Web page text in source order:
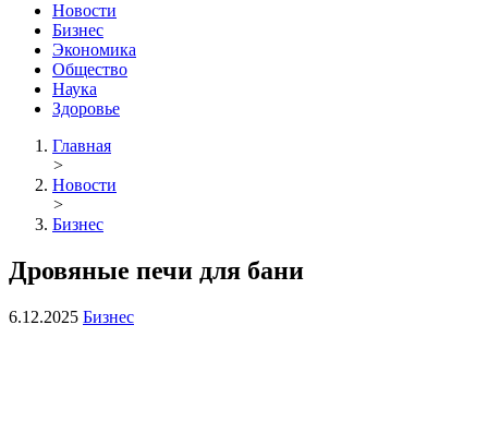
Новости
Бизнес
Экономика
Общество
Наука
Здоровье
Главная
>
Новости
>
Бизнес
Дровяные печи для бани
6.12.2025 Бизнес